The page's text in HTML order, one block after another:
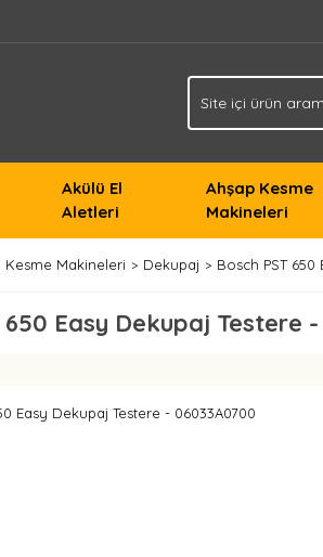
Akülü El
Aletleri
Ahşap Kesme
Makineleri
Kesme Makineleri Dekupaj Bosch PST 650
650 Easy Dekupaj Testere